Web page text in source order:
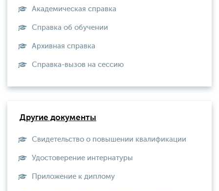
Академическая справка
Справка об обучении
Архивная справка
Справка-вызов на сессию
Другие документы
Свидетельство о повышении квалификации
Удостоверение интернатуры
Приложение к диплому